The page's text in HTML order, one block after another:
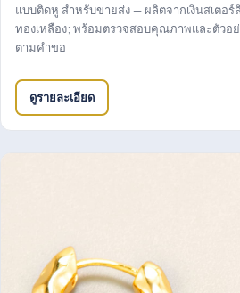
แบบติดหู สำหรับขายส่ง — ผลิตจากเงินสเตอ
ทองเหลือง; พร้อมตรวจสอบคุณภาพและตัวอ
ตามคำขอ
ดูรายละเอียด